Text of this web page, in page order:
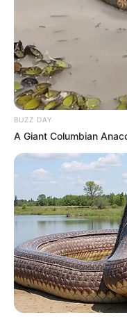
BUZZ DAY
A Giant Columbian